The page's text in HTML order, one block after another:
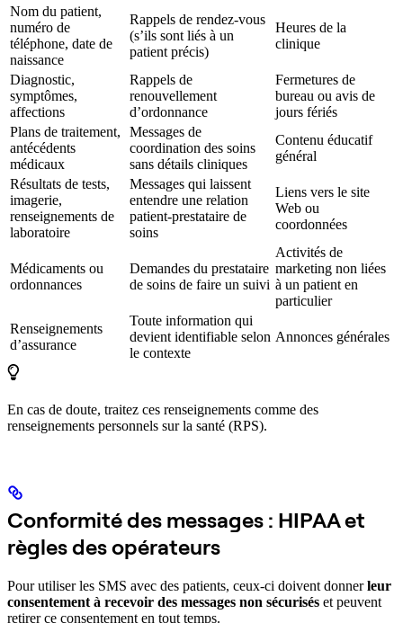
Nom du patient,
numéro de
téléphone, date de
naissance
Rappels de rendez-vous
(s’ils sont liés à un
patient précis)
Heures de la
clinique
Diagnostic,
symptômes,
affections
Rappels de
renouvellement
d’ordonnance
Fermetures de
bureau ou avis de
jours fériés
Plans de traitement,
antécédents
médicaux
Messages de
coordination des soins
sans détails cliniques
Contenu éducatif
général
Résultats de tests,
imagerie,
renseignements de
laboratoire
Messages qui laissent
entendre une relation
patient-prestataire de
soins
Liens vers le site
Web ou
coordonnées
Médicaments ou
ordonnances
Demandes du prestataire
de soins de faire un suivi
Activités de
marketing non liées
à un patient en
particulier
Renseignements
d’assurance
Toute information qui
devient identifiable selon
le contexte
Annonces générales
En cas de doute, traitez ces renseignements comme des
renseignements personnels sur la santé (RPS).
Conformité des messages : HIPAA et
règles des opérateurs
Pour utiliser les SMS avec des patients, ceux-ci doivent donnerleur
consentement à recevoir des messages non sécurisés et peuvent
retirer ce consentement en tout temps.